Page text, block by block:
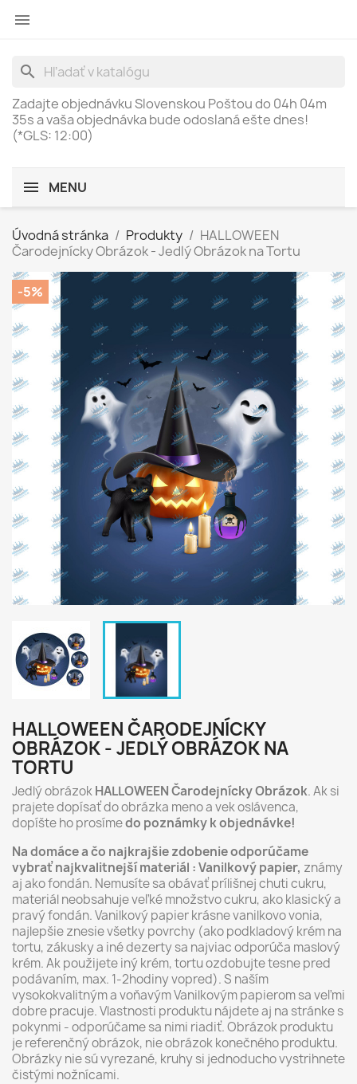

search
Zadajte objednávku Slovenskou Poštou do 04h 04m
35sa vaša objednávka bude odoslaná ešte dnes!
(*GLS: 12:00)
MENU
Úvodná stránka Produkty
HALLOWEEN
Čarodejnícky Obrázok - Jedlý Obrázok na Tortu
-5%
HALLOWEEN ČARODEJNÍCKY
OBRÁZOK - JEDLÝ OBRÁZOK NA
TORTU
Jedlý obrázokHALLOWEEN Čarodejnícky Obrázok. Ak si
prajete dopísať do obrázka meno a vek oslávenca,
dopíšte ho prosímedo poznámky k objednávke!
Na domáce a čo najkrajšie zdobenie odporúčame
vybrať najkvalitnejší materiál : Vanilkový papier, známy
aj ako fondán. Nemusíte sa obávať prílišnej chuti cukru,
materiál neobsahuje veľké množstvo cukru, ako klasický a
pravý fondán. Vanilkový papier krásne vanilkovo vonia,
najlepšie znesie všetky povrchy (ako podkladový krém na
tortu, zákusky a iné dezerty sa najviac odporúča maslový
krém. Ak použijete iný krém, tortu ozdobujte tesne pred
podávaním, max. 1-2hodiny vopred). S naším
vysokokvalitným a voňavým Vanilkovým papierom sa veľmi
dobre pracuje. Vlastnosti produktu nájdete aj na stránke s
pokynmi - odporúčame sa nimi riadiť. Obrázok produktu
je referenčný obrázok, nie obrázok konečného produktu.
Obrázky nie sú vyrezané, kruhy si jednoducho vystrihnete
čistými nožnícami.